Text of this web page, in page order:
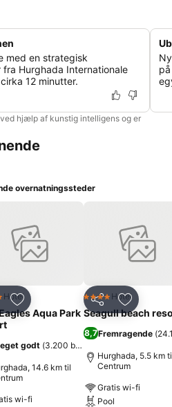
med en strategisk
Hurghada Internationale
12 minutter.
hjælp af kunstig intelligens og er
)
overnatningssteder
Føj til favoritter
Hotel
Aqua Park
godt (3.200 bedømmelser
14.6 km til
wi-fi
Del Føj til
4 StjernerHotel
Seagull beach
8,7Fremragende (
Hurghada, 5.5 km
Centrum
Gratis wi-fi
Pool